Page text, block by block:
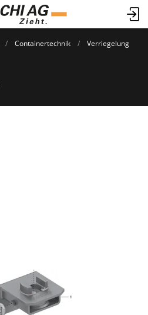
Containertechnik Verriegelung